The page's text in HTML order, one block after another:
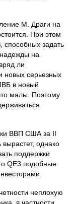
М. Драги на
При этом
задать
на
ли
новых серьезных
в новый
малы. Поэтому
ВВП США за II
однако
поддержки
QE3 подобные
неплохую